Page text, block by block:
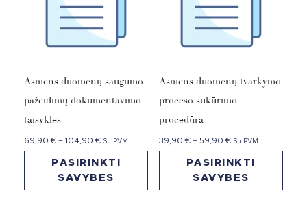
Asmens duomenų saugumo
pažeidimų dokumentavimo
taisyklės
69,90€ – 104,90€ Su PVM
PASIRINKTI
SAVYBES
Asmens duomenų tvarkymo
proceso sukūrimo
procedūra
39,90€ – 59,90€ Su PVM
PASIRINKTI
SAVYBES